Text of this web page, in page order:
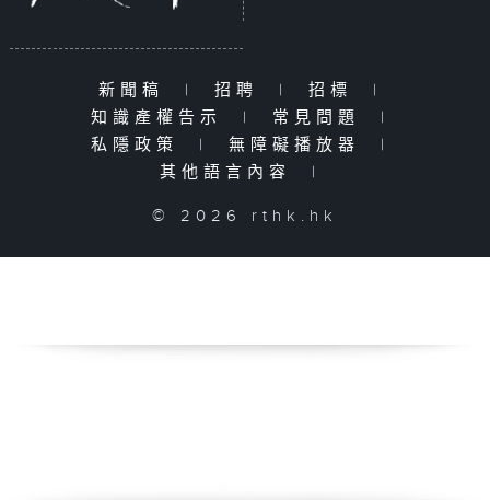
新聞稿 | 招聘 | 招標
|
知識產權告示
| 常見問題
|
私隱政策
| 無障礙播放器
|
其他語言內容
|
© 2026 rthk.hk